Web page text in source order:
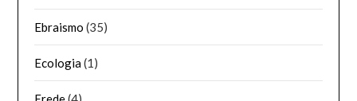
Ebraismo (35)
Ecologia(1)